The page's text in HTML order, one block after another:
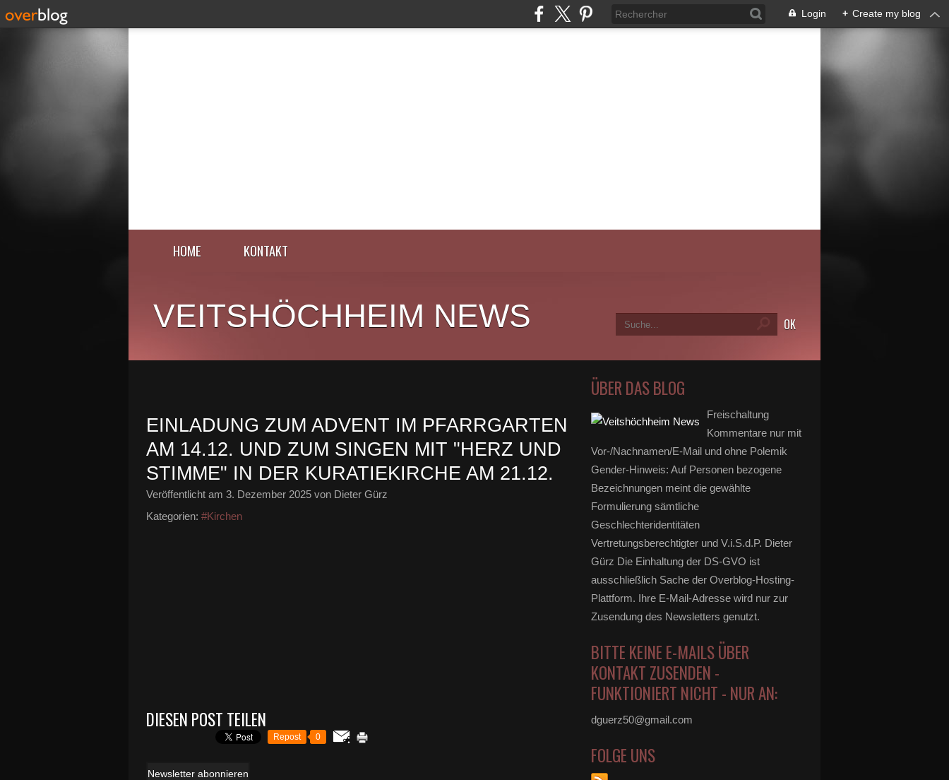
Login + Create my blog
HOME KONTAKT
VEITSHÖCHHEIM NEWS
EINLADUNG ZUM ADVENT IM PFARRGARTEN
AM 14.12. UND ZUM SINGEN MIT "HERZ UND
STIMME" IN DER KURATIEKIRCHE AM 21.12.
Veröffentlicht am 3. Dezember 2025 von Dieter Gürz
Kategorien: #Kirchen
DIESEN POST TEILEN
Repost 0
Newsletter abonnieren
ÜBER DAS BLOG
Freischaltung
Kommentare nur mit
Vor-/Nachnamen/E-Mail und ohne Polemik
Gender-Hinweis: Auf Personen bezogene
Bezeichnungen meint die gewählte
Formulierung sämtliche
Geschlechteridentitäten
Vertretungsberechtigter und V.i.S.d.P. Dieter
Gürz Die Einhaltung der DS-GVO ist
ausschließlich Sache der Overblog-Hosting-
Plattform. Ihre E-Mail-Adresse wird nur zur
Zusendung des Newsletters genutzt.
BITTE KEINE E-MAILS ÜBER
KONTAKT ZUSENDEN -
FUNKTIONIERT NICHT - NUR AN:
dguerz50@gmail.com
FOLGE UNS